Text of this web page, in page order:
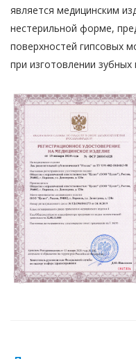
является медицинским
нестерильной форме,
поверхностей гипсовых
при изготовлении зубных